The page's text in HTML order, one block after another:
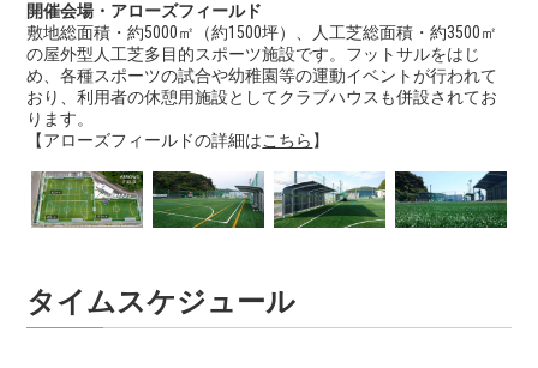
開催会場・アローズフィールド
敷地総面積・約5000㎡（約1500坪）、 人工芝総面積・約3500㎡
の屋外型人工芝多目的スポーツ施設です。フットサルをはじ
め、各種スポーツの試合や幼稚園等の運動イベントが行われて
おり、利用者の休憩用施設としてクラブハウスも併設されてお
ります。
【アローズフィールドの詳細はこちら 】
タイムスケジュール